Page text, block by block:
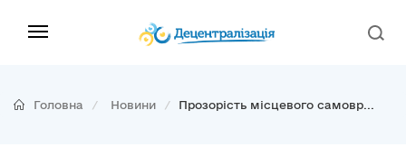
Головна Новини Прозорість місцевого самовр...